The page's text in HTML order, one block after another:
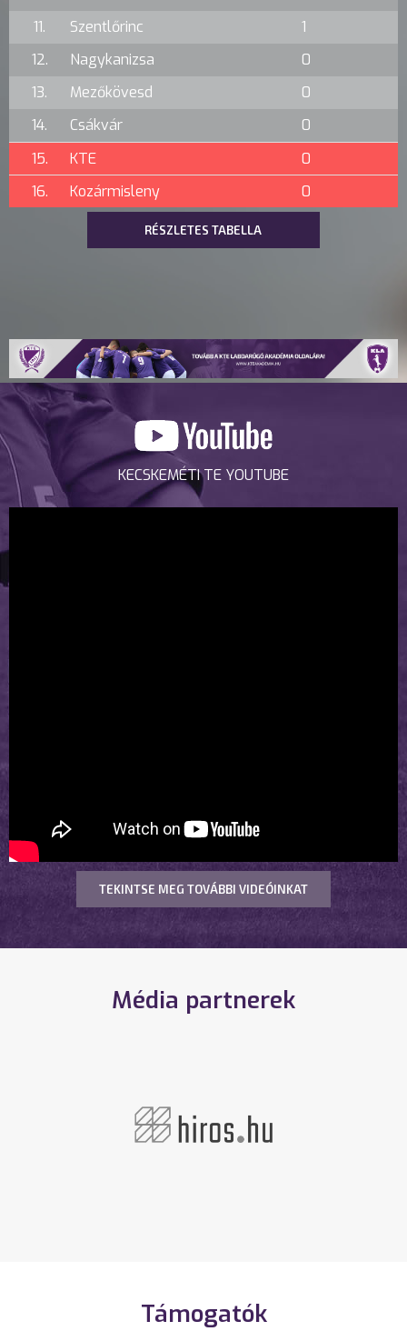
11.
Szentlőrinc
1
12.
Nagykanizsa
0
13.
Mezőkövesd
0
14.
Csákvár
0
15.
KTE
0
16.
Kozármisleny 0
RÉSZLETES TABELLA
KECSKEMÉTI TE YOUTUBE
TEKINTSE MEG TOVÁBBI VIDEÓINKAT
Média partnerek
Támogatók